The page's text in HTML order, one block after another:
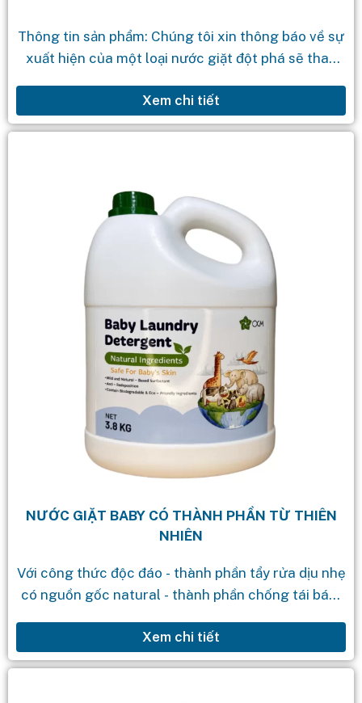
Thông tin sản phẩm: Chúng tôi xin thông báo về sự
xuất hiện của một loại nước giặt đột phá sẽ thay
Xem chi tiết
NƯỚC GIẶT BABY CÓ THÀNH PHẦN TỪ THIÊN
NHIÊN
Với công thức độc đáo - thành phần tẩy rửa dịu nhẹ
có nguồn gốc natural - thành phần chống tái bám
Xem chi tiết